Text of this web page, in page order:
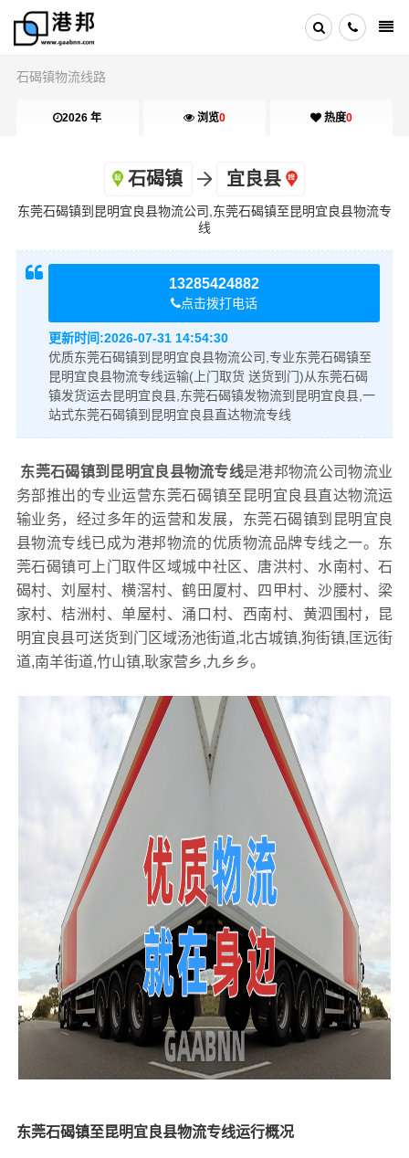
石碣镇物流线路
2026 年 浏览0 热度0
石碣镇 宜良县
东莞石碣镇到昆明宜良县物流公司,东莞石碣镇至昆明宜良县物流专
线
13285424882
点击拨打电话
更新时间:2026-07-31 14:54:30
优质东莞石碣镇到昆明宜良县物流公司,专业东莞石碣镇至
昆明宜良县物流专线运输(上门取货 送货到门)从东莞石碣
镇发货运去昆明宜良县,东莞石碣镇发物流到昆明宜良县,一
站式东莞石碣镇到昆明宜良县直达物流专线
东莞石碣镇到昆明宜良县物流专线是港邦物流公司物流业
务部推出的专业运营东莞石碣镇至昆明宜良县直达物流运
输业务，经过多年的运营和发展，东莞石碣镇到昆明宜良
县物流专线已成为港邦物流的优质物流品牌专线之一。东
莞石碣镇可上门取件区域城中社区、唐洪村、水南村、石
碣村、刘屋村、横滘村、鹤田厦村、四甲村、沙腰村、梁
家村、桔洲村、单屋村、涌口村、西南村、黄泗围村，昆
明宜良县可送货到门区域汤池街道,北古城镇,狗街镇,匡远街
道,南羊街道,竹山镇,耿家营乡,九乡乡。
东莞石碣镇至昆明宜良县物流专线运行概况